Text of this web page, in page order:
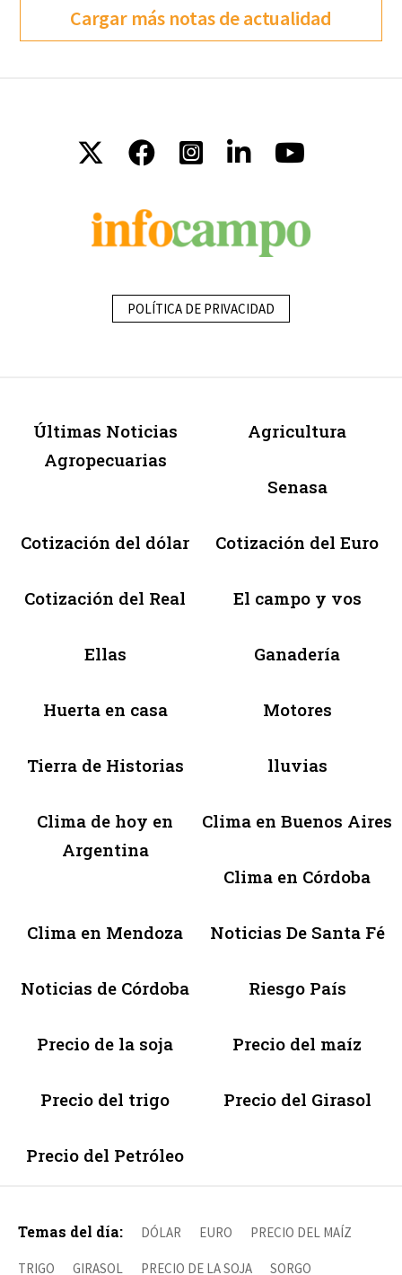
Cargar más notas de actualidad
POLÍTICA DE PRIVACIDAD
Últimas Noticias
Agropecuarias
Agricultura
Senasa
Cotización del dólar Cotización del Euro
Cotización del Real El campo y vos
Ellas Ganadería
Huerta en casa Motores
Tierra de Historias lluvias
Clima de hoy en
Argentina
Clima en Buenos Aires
Clima en Córdoba
Clima en Mendoza Noticias De Santa Fé
Noticias de Córdoba Riesgo País
Precio de la soja Precio del maíz
Precio del trigo Precio del Girasol
Precio del Petróleo
Temas del día: DÓLAR EURO PRECIO DEL MAÍZ
TRIGO GIRASOL PRECIO DE LA SOJA SORGO